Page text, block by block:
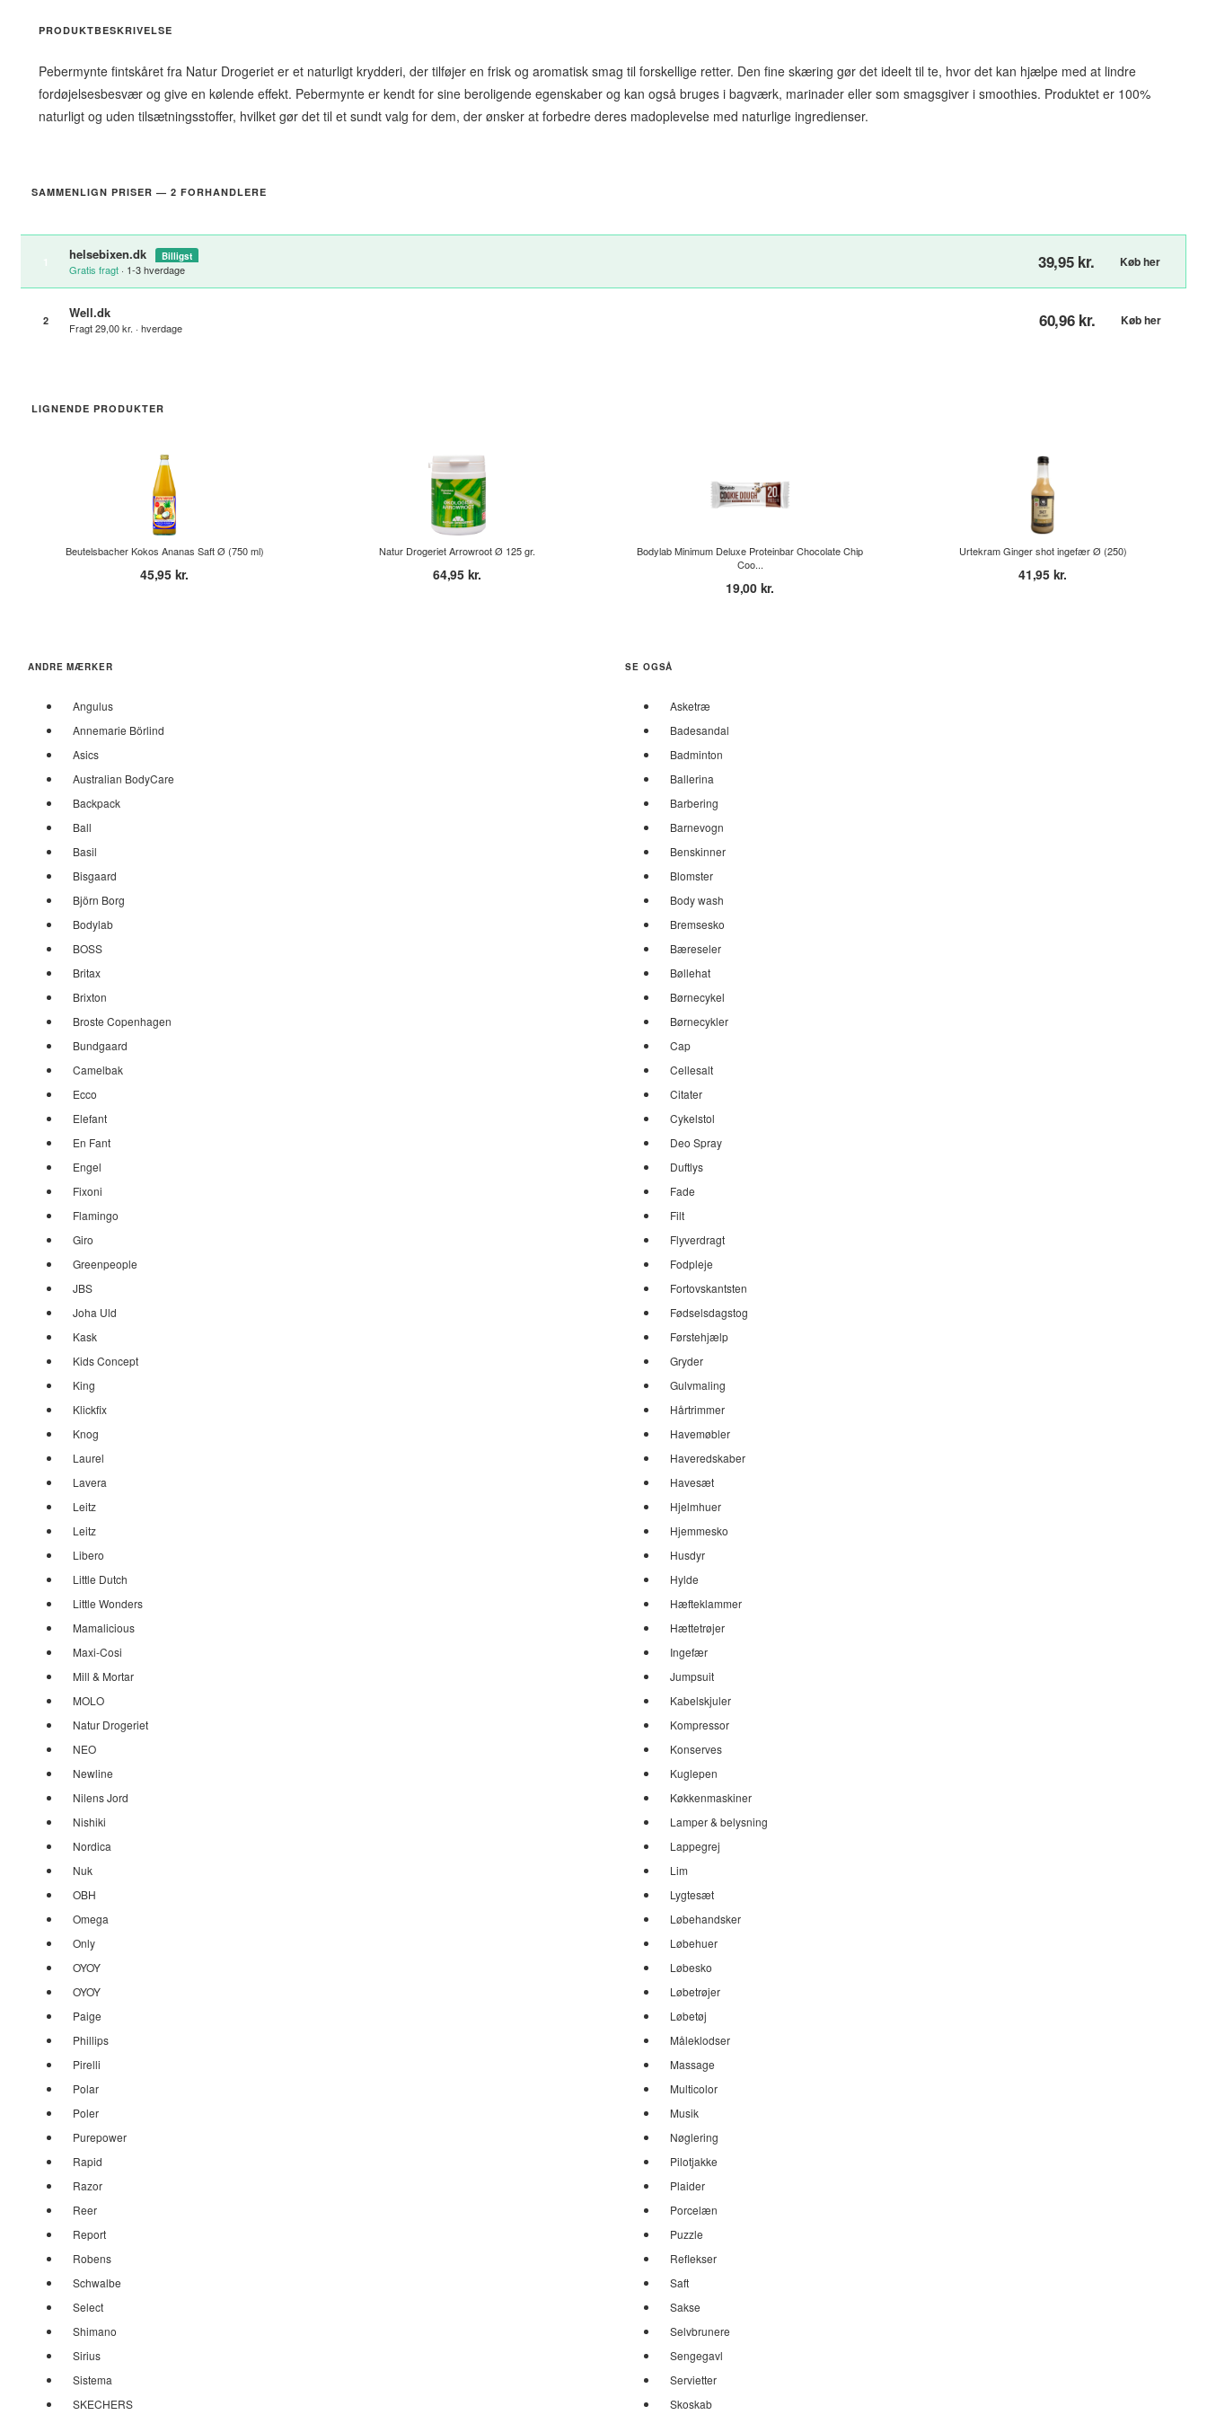
PRODUKTBESKRIVELSE
Pebermynte fintskåret fra Natur Drogeriet er et naturligt krydderi, der tilføjer en frisk og aromatisk smag til forskellige retter. Den fine skæring gør det ideelt til te, hvor det kan hjælpe med at lindre
fordøjelsesbesvær og give en kølende effekt. Pebermynte er kendt for sine beroligende egenskaber og kan også bruges i bagværk, marinader eller som smagsgiver i smoothies. Produktet er 100%
naturligt og uden tilsætningsstoffer, hvilket gør det til et sundt valg for dem, der ønsker at forbedre deres madoplevelse med naturlige ingredienser.
SAMMENLIGN PRISER — 2 FORHANDLERE
helsebixen.dk Billigst
Gratis fragt · 1-3 hverdage 39,95 kr. Køb her
2 Well.dk
Fragt 29,00 kr. · hverdage 60,96 kr. Køb her
LIGNENDE PRODUKTER
Beutelsbacher Kokos Ananas Saft Ø (750 ml)
45,95 kr.
Natur Drogeriet Arrowroot Ø 125 gr.
64,95 kr.
Bodylab Minimum Deluxe Proteinbar Chocolate Chip
Coo...
19,00 kr.
Urtekram Ginger shot ingefær Ø (250)
41,95 kr.
ANDRE MÆRKER
Angulus
Annemarie Börlind
Asics
Australian BodyCare
Backpack
Ball
Basil
Bisgaard
Björn Borg
Bodylab
BOSS
Britax
Brixton
Broste Copenhagen
Bundgaard
Camelbak
Ecco
Elefant
En Fant
Engel
Fixoni
Flamingo
Giro
Greenpeople
JBS
Joha Uld
Kask
Kids Concept
King
Klickfix
Knog
Laurel
Lavera
Leitz
Leitz
Libero
Little Dutch
Little Wonders
Mamalicious
Maxi-Cosi
Mill & Mortar
MOLO
Natur Drogeriet
NEO
Newline
Nilens Jord
Nishiki
Nordica
Nuk
OBH
Omega
Only
OYOY
OYOY
Paige
Phillips
Pirelli
Polar
Poler
Purepower
Rapid
Razor
Reer
Report
Robens
Schwalbe
Select
Shimano
Sirius
Sistema
SKECHERS
SE OGSÅ
Asketræ
Badesandal
Badminton
Ballerina
Barbering
Barnevogn
Benskinner
Blomster
Body wash
Bremsesko
Bæreseler
Bøllehat
Børnecykel
Børnecykler
Cap
Cellesalt
Citater
Cykelstol
Deo Spray
Duftlys
Fade
Filt
Flyverdragt
Fodpleje
Fortovskantsten
Fødselsdagstog
Førstehjælp
Gryder
Gulvmaling
Hårtrimmer
Havemøbler
Haveredskaber
Havesæt
Hjelmhuer
Hjemmesko
Husdyr
Hylde
Hæfteklammer
Hættetrøjer
Ingefær
Jumpsuit
Kabelskjuler
Kompressor
Konserves
Kuglepen
Køkkenmaskiner
Lamper & belysning
Lappegrej
Lim
Lygtesæt
Løbehandsker
Løbehuer
Løbesko
Løbetrøjer
Løbetøj
Måleklodser
Massage
Multicolor
Musik
Nøglering
Pilotjakke
Plaider
Porcelæn
Puzzle
Reflekser
Saft
Sakse
Selvbrunere
Sengegavl
Servietter
Skoskab